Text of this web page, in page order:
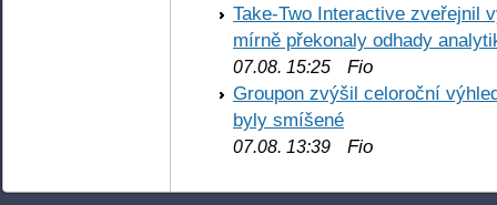
Take-Two Interactive zveřejnil
mírně překonaly odhady
07.08. 15:25 Fio
Groupon zvýšil celoroční
byly smíšené
07.08. 13:39 Fio